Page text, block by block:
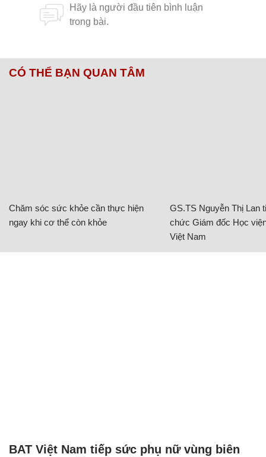
CÓ THỂ BẠN QUAN TÂM
Chăm sóc sức khỏe cần thực hiện
ngay khi cơ thể còn khỏe
GS.TS Nguyễn Thị Lan
chức Giám đốc Học
Việt Nam
BAT Việt Nam tiếp sức phụ nữ vùng biên